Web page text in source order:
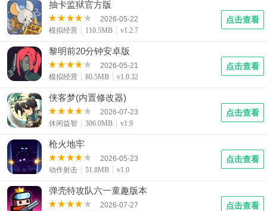
抽卡监狱官方版
2026-05-22
模拟经营
110.5MB v1.2.7
点击查看
黎明前20分钟安卓版
2026-05-21
模拟经营
80.5MB v1.0.32
点击查看
侠客梦(内置修改器)
2026-07-23
休闲益智
306.0MB v1.9
点击查看
枪火地牢
2026-05-23
动作射击
51.8MB v1.0
点击查看
弹壳特攻队六一童趣版本
2026-07-27
点击查看